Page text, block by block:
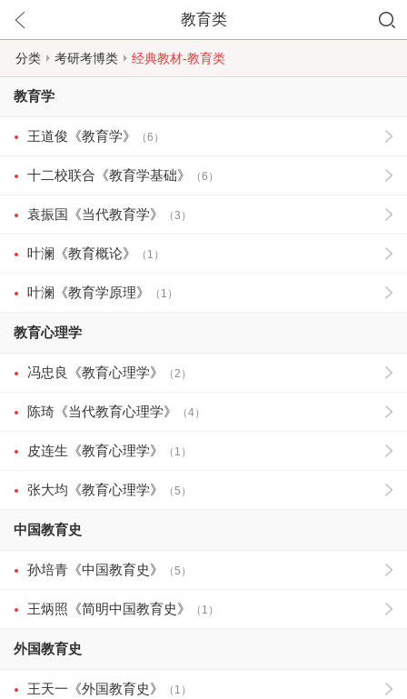
教育类
分类 考研考博类 经典教材-教育类
教育学
王道俊《教育学》 （6）
十二校联合《教育学基础》 （6）
袁振国《当代教育学》 （3）
叶澜《教育概论》 （1）
叶澜《教育学原理》 （1）
教育心理学
冯忠良《教育心理学》 （2）
陈琦《当代教育心理学》 （4）
皮连生《教育心理学》 （1）
张大均《教育心理学》 （5）
中国教育史
孙培青《中国教育史》 （5）
王炳照《简明中国教育史》 （1）
外国教育史
王天一《外国教育史》 （1）